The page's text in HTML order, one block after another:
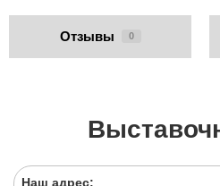
Отзывы 0
Наш адрес: